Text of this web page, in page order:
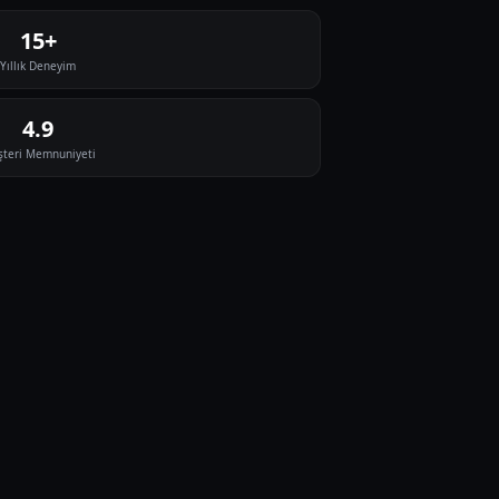
15+
Yıllık Deneyim
4.9
Memnuniyeti